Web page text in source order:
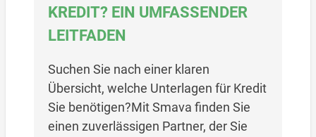
KREDIT? EIN UMFASSENDER
LEITFADEN
Suchen Sie nach einer klaren
Übersicht, welche Unterlagen für Kredit
Sie benötigen?Mit Smava finden Sie
einen zuverlässigen Partner, der Sie